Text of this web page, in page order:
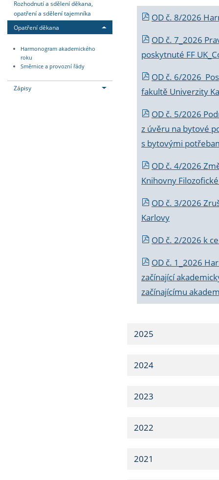
Rozhodnutí a sdělení děkana,
opatření a sdělení tajemníka
Opatření děkana
Harmonogram akademického
roku
Směrnice a provozní řády
Zápisy
OD č. 8/2026
OD č. 7_2026
poskytnuté FF
OD č. 6/2026
fakultě Univerzity
OD č. 5/2026
z úvěru na bytové
s bytovými
OD č. 4/2026
Knihovny
OD č. 3/2026
Karlovy
OD č. 2/2026 k
OD č. 1_2026
začínající
začínajícímu
2025
2024
2023
2022
2021